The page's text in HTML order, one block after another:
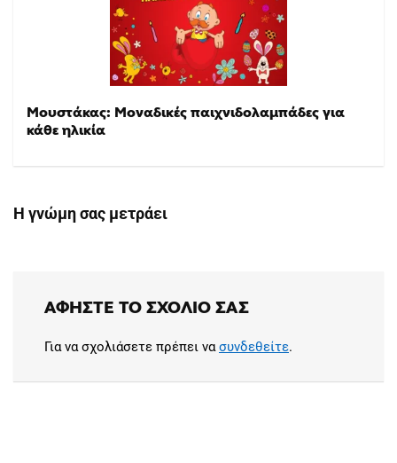
Μουστάκας: Μοναδικές παιχνιδολαμπάδες για
κάθε ηλικία
Η γνώμη σας μετράει
ΑΦΉΣΤΕ ΤΟ ΣΧΌΛΙΟ ΣΑΣ
Για να σχολιάσετε πρέπει νασυνδεθείτε.